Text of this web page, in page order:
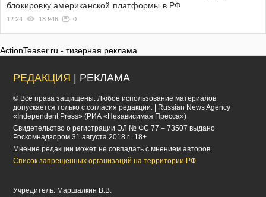
блокировку американской платформы в РФ
12:24 18 946 0
ActionTeaser.ru - тизерная реклама
РЕДАКЦИЯ | РЕКЛАМА
© Все права защищены. Любое использование материалов
допускается только с согласия редакции. | Russian News Agency
«Independent Press» (РИА «Независимая Пресса»)
Cвидетельство о регистрации ЭЛ № ФС 77 – 73507 выдано
Роскомнадзором 31 августа 2018 г.. 18+
Мнение редакции может не совпадать с мнением авторов.
Список запрещенных организаций на территории РФ
Учредитель: Маршалкин В.В.